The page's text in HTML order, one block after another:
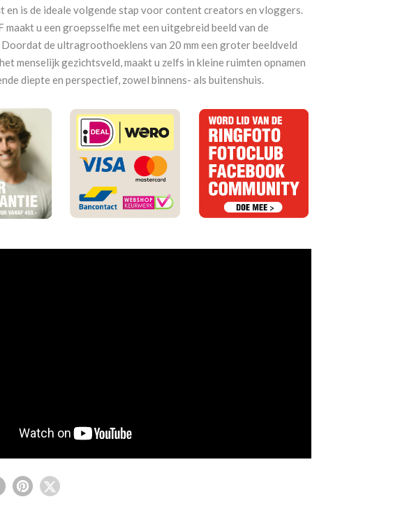
en is de ideale volgende stap voor content creators en vloggers.
maakt u een groepsselfie met een uitgebreid beeld van de
de ultragroothoeklens van 20 mm een groter beeldveld
menselijk gezichtsveld, maakt u zelfs in kleine ruimten opnamen
diepte en perspectief, zowel binnens- als buitenshuis.